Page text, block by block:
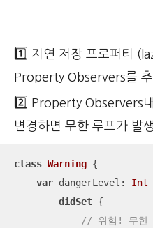
1️⃣ 지연 저장 프로퍼티
Property Observers를
2️⃣ Property Observers
변경하면 무한 루프가 발
class Warning {
var dangerLevel: Int
didSet {
// 위험! 무한